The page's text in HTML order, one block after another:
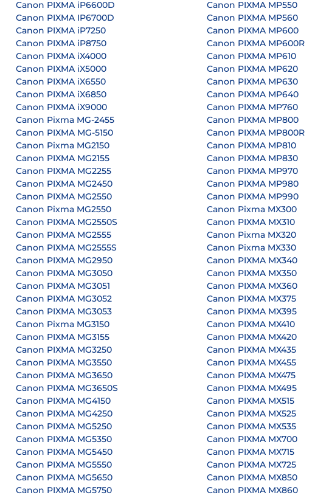
Canon PIXMA iP6600D
Canon PIXMA IP6700D
Canon PIXMA iP7250
Canon PIXMA iP8750
Canon PIXMA iX4000
Canon PIXMA iX5000
Canon PIXMA iX6550
Canon PIXMA iX6850
Canon PIXMA iX9000
Canon Pixma MG-2455
Canon PIXMA MG-5150
Canon Pixma MG2150
Canon PIXMA MG2155
Canon PIXMA MG2255
Canon PIXMA MG2450
Canon PIXMA MG2550
Canon Pixma MG2550
Canon PIXMA MG2550S
Canon PIXMA MG2555
Canon PIXMA MG2555S
Canon PIXMA MG2950
Canon PIXMA MG3050
Canon PIXMA MG3051
Canon PIXMA MG3052
Canon PIXMA MG3053
Canon Pixma MG3150
Canon PIXMA MG3155
Canon PIXMA MG3250
Canon PIXMA MG3550
Canon PIXMA MG3650
Canon PIXMA MG3650S
Canon PIXMA MG4150
Canon PIXMA MG4250
Canon PIXMA MG5250
Canon PIXMA MG5350
Canon PIXMA MG5450
Canon PIXMA MG5550
Canon PIXMA MG5650
Canon PIXMA MG5750
Canon PIXMA MP550
Canon PIXMA MP560
Canon PIXMA MP600
Canon PIXMA MP600R
Canon PIXMA MP610
Canon PIXMA MP620
Canon PIXMA MP630
Canon PIXMA MP640
Canon PIXMA MP760
Canon PIXMA MP800
Canon PIXMA MP800R
Canon PIXMA MP810
Canon PIXMA MP830
Canon PIXMA MP970
Canon PIXMA MP980
Canon PIXMA MP990
Canon Pixma MX300
Canon PIXMA MX310
Canon Pixma MX320
Canon Pixma MX330
Canon PIXMA MX340
Canon PIXMA MX350
Canon PIXMA MX360
Canon PIXMA MX375
Canon PIXMA MX395
Canon PIXMA MX410
Canon PIXMA MX420
Canon PIXMA MX435
Canon PIXMA MX455
Canon PIXMA MX475
Canon PIXMA MX495
Canon PIXMA MX515
Canon PIXMA MX525
Canon PIXMA MX535
Canon PIXMA MX700
Canon PIXMA MX715
Canon PIXMA MX725
Canon PIXMA MX850
Canon PIXMA MX860